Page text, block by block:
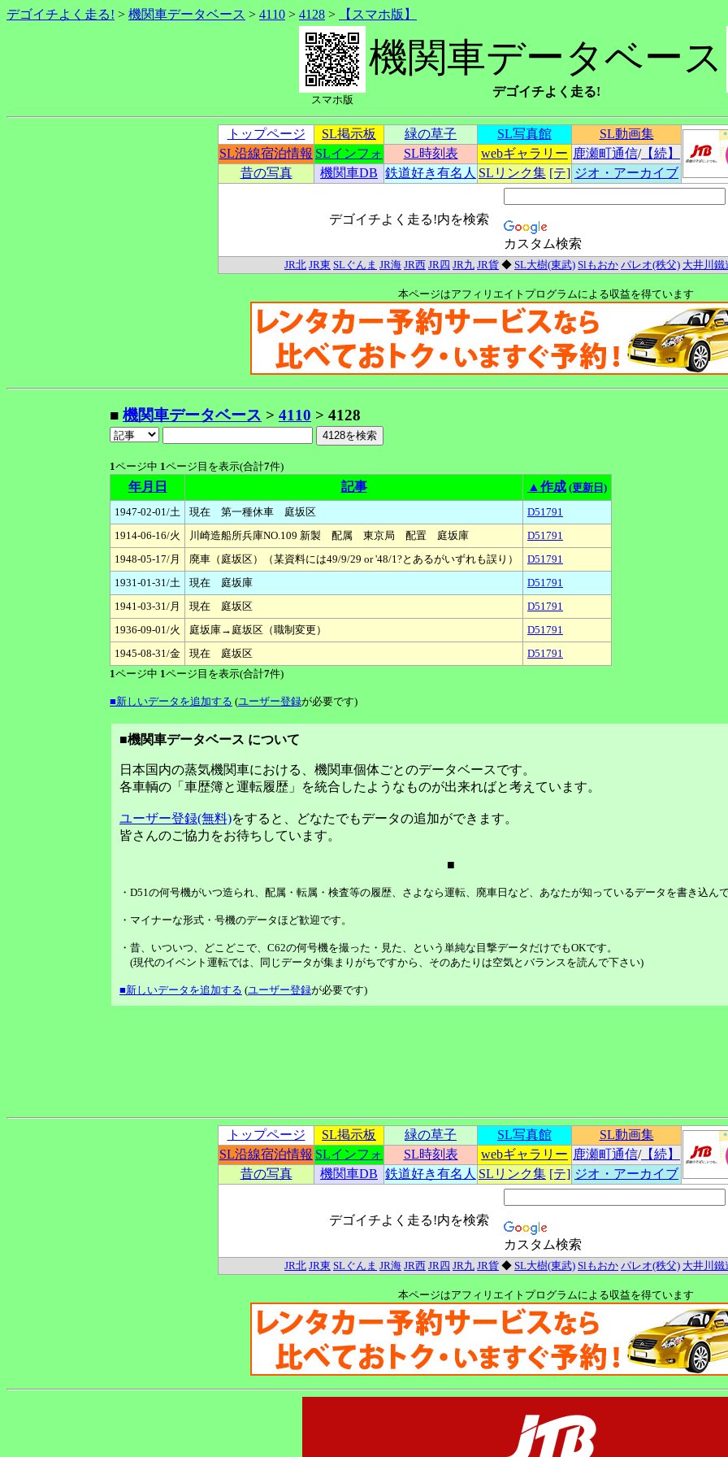
デゴイチよく走る! > 機関車データベース > 4110 > 4128 > 【スマホ版】
スマホ版
機関車データベース
デゴイチよく走る!
トップページ SL掲示板 緑の草子 SL写真館
SL動画集
SL沿線宿泊情報 SLインフォ SL時刻表 webギャラリー 鹿瀬町通信/【続】
昔の写真
機関車DB 鉄道好き有名人 SLリンク集 [テ] ジオ・アーカイブ
デゴイチよく走る!内を検索
カスタム検索
JR北 JR東 SLぐんま JR海 JR西 JR四 JR九 JR貨 ◆ SL大樹(東武) Slもおか パレオ(秩父) 大井川鐵
本ページはアフィリエイトプログラムによる収益を得ています
■ 機関車データベース > 4110 > 4128
1ページ中 1ページ目を表示(合計7件)
年月日 記事 ▲作成 (更新日)
1947-02-01/土
現在 第一種休車 庭坂区
D51791
1914-06-16/火
川崎造船所兵庫NO.109 新製 配属 東京局 配置 庭坂庫
D51791
1948-05-17/月
廃車（庭坂区）（某資料には49/9/29 or '48/1?とあるがいずれも誤り）
D51791
1931-01-31/土
現在 庭坂庫
D51791
1941-03-31/月
現在 庭坂区
D51791
1936-09-01/火
庭坂庫→庭坂区（職制変更）
D51791
1945-08-31/金
現在 庭坂区
D51791
1ページ中 1ページ目を表示(合計7件)
■新しいデータを追加する (ユーザー登録が必要です)
■機関車データベース について
日本国内の蒸気機関車における、機関車個体ごとのデータベースです。
各車輌の「車歴簿と運転履歴」を統合したようなものが出来ればと考えています。
ユーザー登録(無料)をすると、どなたでもデータの追加ができます。
皆さんのご協力をお待ちしています。
■
・D51の何号機がいつ造られ、配属・転属・検査等の履歴、さよなら運転、廃車日など、あなたが知っているデータを書き込んで
・マイナーな形式・号機のデータほど歓迎です。
・昔、いついつ、どこどこで、C62の何号機を撮った・見た、という単純な目撃データだけでもOKです。
(現代のイベント運転では、同じデータが集まりがちですから、そのあたりは空気とバランスを読んで下さい)
■新しいデータを追加する (ユーザー登録が必要です)
トップページ SL掲示板 緑の草子 SL写真館
SL動画集
SL沿線宿泊情報 SLインフォ SL時刻表 webギャラリー 鹿瀬町通信/【続】
昔の写真
機関車DB 鉄道好き有名人 SLリンク集 [テ] ジオ・アーカイブ
デゴイチよく走る!内を検索
カスタム検索
JR北 JR東 SLぐんま JR海 JR西 JR四 JR九 JR貨 ◆ SL大樹(東武) Slもおか パレオ(秩父) 大井川鐵
本ページはアフィリエイトプログラムによる収益を得ています